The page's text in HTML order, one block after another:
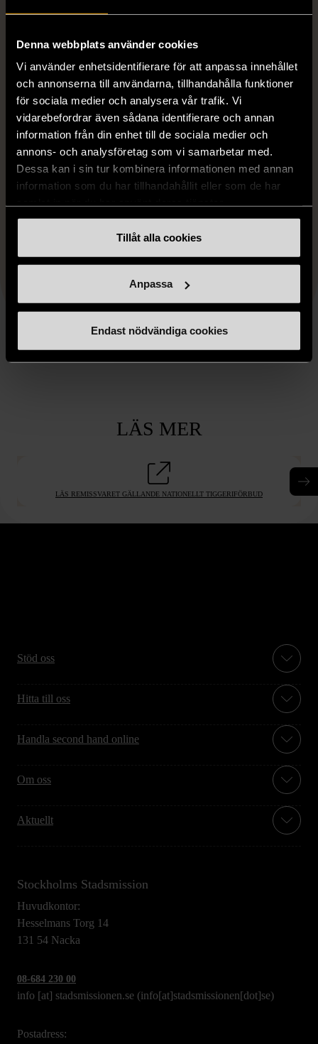
Denna webbplats använder cookies
Vi använder enhetsidentifierare för att anpassa innehållet
och annonserna till användarna, tillhandahålla funktioner
för sociala medier och analysera vår trafik. Vi
vidarebefordrar även sådana identifierare och annan
information från din enhet till de sociala medier och
annons- och analysföretag som vi samarbetar med.
Dessa kan i sin tur kombinera informationen med annan
information som du har tillhandahållit eller som de har
Tillåt alla cookies
Anpassa
Endast nödvändiga cookies
om hjälp.
Möjligheten att slippa straff kan med andra ord komma att
kopplas till hur utsatt någon anses vara, och gör att den som inte
passar in i bilden av ”rätt sorts fattigdom” kriminaliseras och
samtidigt fråntas sin egenmakt.
Dela artikeln
LÄS MER
LÄS REMISSVARET GÄLLANDE NATIONELLT TIGGERIFÖRBUD
Stöd oss
Hitta till oss
Handla second hand online
Om oss
Aktuellt
Stockholms Stadsmission
Huvudkontor:
Hesselmans Torg 14
131 54 Nacka
08-684 230 00
info [at] stadsmissionen.se (info[at]stadsmissionen[dot]se)
Postadress: